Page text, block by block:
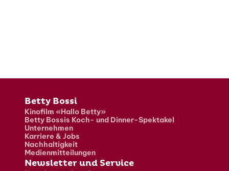
Fusszeile
Betty Bossi
Kinofilm «Hallo Betty»
Betty Bossis Koch- und Dinner-Spektakel
Unternehmen
Karriere & Jobs
Nachhaltigkeit
Medienmitteilungen
Newsletter und Service